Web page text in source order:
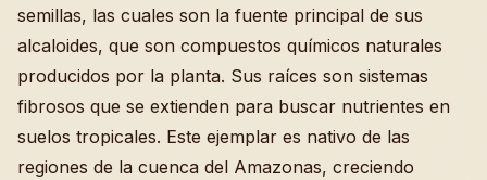
semillas, las cuales son la fuente principal de sus
alcaloides, que son compuestos químicos naturales
producidos por la planta. Sus raíces son sistemas
fibrosos que se extienden para buscar nutrientes en
suelos tropicales. Este ejemplar es nativo de las
regiones de la cuenca del Amazonas, creciendo